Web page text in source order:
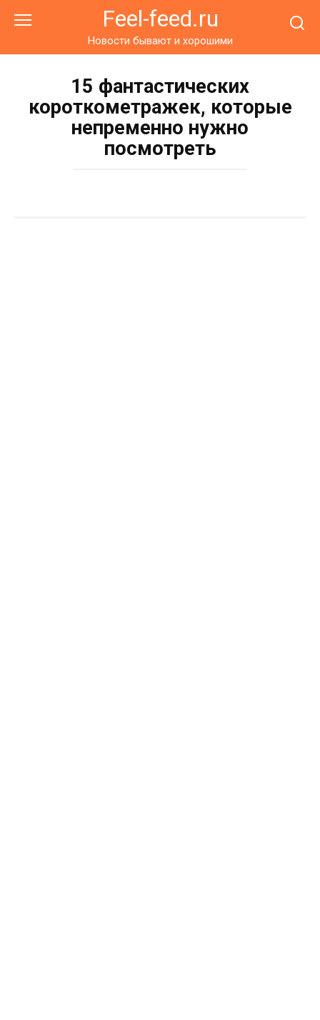
Feel-feed.ru
Новости бывают и хорошими
15 фантастических
короткометражек, которые
непременно нужно
посмотреть